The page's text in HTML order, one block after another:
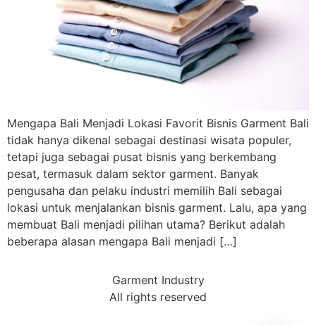
Mengapa Bali Menjadi Lokasi Favorit Bisnis Garment Bali
tidak hanya dikenal sebagai destinasi wisata populer,
tetapi juga sebagai pusat bisnis yang berkembang
pesat, termasuk dalam sektor garment. Banyak
pengusaha dan pelaku industri memilih Bali sebagai
lokasi untuk menjalankan bisnis garment. Lalu, apa yang
membuat Bali menjadi pilihan utama? Berikut adalah
beberapa alasan mengapa Bali menjadi […]
Garment Industry
All rights reserved